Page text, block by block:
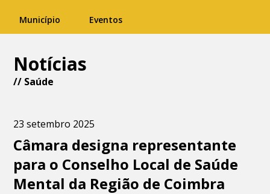
Município Eventos
Notícias
// Saúde
23 setembro 2025
Câmara designa representante
para o Conselho Local de Saúde
Mental da Região de Coimbra